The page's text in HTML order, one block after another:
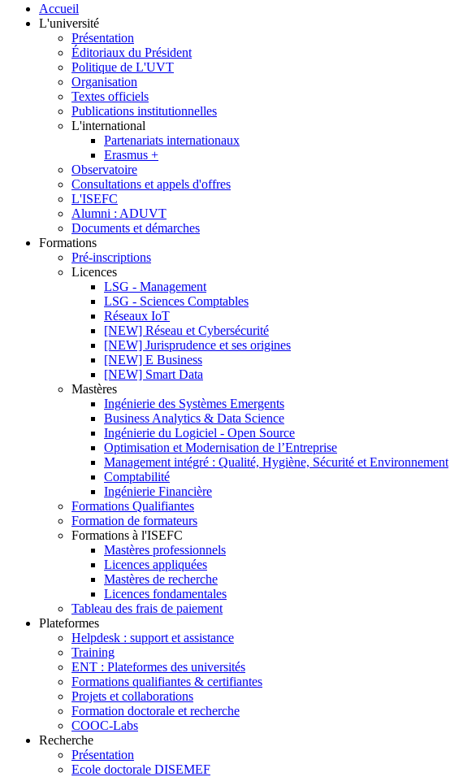
Accueil
L'université
Présentation
Éditoriaux du Président
Politique de L'UVT
Organisation
Textes officiels
Publications institutionnelles
L'international
Partenariats internationaux
Erasmus +
Observatoire
Consultations et appels d'offres
L'ISEFC
Alumni : ADUVT
Documents et démarches
Formations
Pré-inscriptions
Licences
LSG - Management
LSG - Sciences Comptables
Réseaux IoT
[NEW] Réseau et Cybersécurité
[NEW] Jurisprudence et ses origines
[NEW] E Business
[NEW] Smart Data
Mastères
Ingénierie des Systèmes Emergents
Business Analytics & Data Science
Ingénierie du Logiciel - Open Source
Optimisation et Modernisation de l’Entreprise
Management intégré : Qualité, Hygiène, Sécurité et Environnement
Comptabilité
Ingénierie Financière
Formations Qualifiantes
Formation de formateurs
Formations à l'ISEFC
Mastères professionnels
Licences appliquées
Mastères de recherche
Licences fondamentales
Tableau des frais de paiement
Plateformes
Helpdesk : support et assistance
Training
ENT : Plateformes des universités
Formations qualifiantes & certifiantes
Projets et collaborations
Formation doctorale et recherche
COOC-Labs
Recherche
Présentation
Ecole doctorale DISEMEF